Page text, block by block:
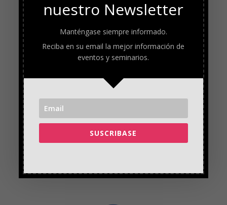
nuestro Newsletter
Manténgase siempre informado.
Reciba en su email la mejor información de
eventos y seminarios.
SUSCRIBASE